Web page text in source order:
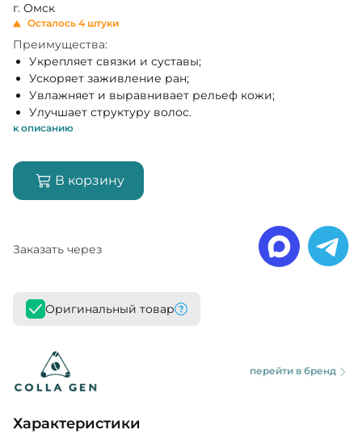
г. Омск
Осталось 4 штуки
Преимущества:
Укрепляет связки и суставы;
Ускоряет заживление ран;
Увлажняет и выравнивает рельеф кожи;
Улучшает структуру волос.
к описанию
В корзину
Заказать через
Оригинальный товар
перейти в бренд
Характеристики